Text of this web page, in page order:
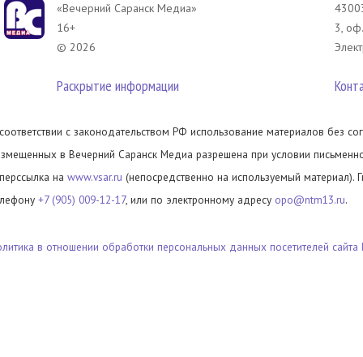
«Вечерний Саранск Mедиа»
16+
© 2026
Раскрытие информации
3,
с законодательством РФ использование материалов без
в Вечерний Саранск Медиа разрешена при условии
на www.vsar.ru (непосредственно на используемый материал).
+7 (905) 009-12-17, или по электронному адресу opo@ntm13.ru.
в отношении обработки персональных данных посетителей